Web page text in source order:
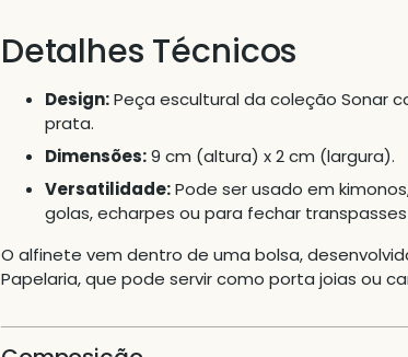
Detalhes Técnicos
Design:Peça escultural da coleção Sonar
prata.
Dimensões:9 cm (altura) x 2 cm (largura).
Versatilidade:Pode ser usado em
golas, echarpes ou para fechar
O alfinete vem dentro de uma bolsa,
Papelaria, que pode servir como porta joias ou